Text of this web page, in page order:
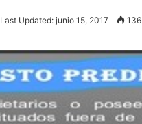
Last Updated: junio 15, 2017 136